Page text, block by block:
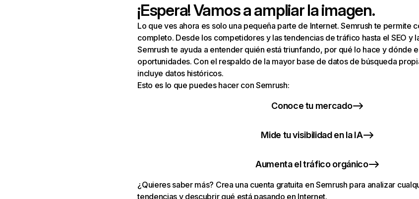
¡Espera! Vamos a ampliar la imagen.
Lo que ves ahora es solo una pequeña parte de Internet. Semrush te permite
completo. Desde los competidores y las tendencias de tráfico hasta el SEO y
Semrush te ayuda a entender quién está triunfando, por qué lo hace y dónde
oportunidades. Con el respaldo de la mayor base de datos de búsqueda
incluye datos históricos.
Esto es lo que puedes hacer con Semrush:
Conoce tu mercado
Mide tu visibilidad en la IA
Aumenta el tráfico orgánico
¿Quieres saber más? Crea una cuenta gratuita en Semrush para analizar
tendencias y descubrir qué está pasando en Internet.